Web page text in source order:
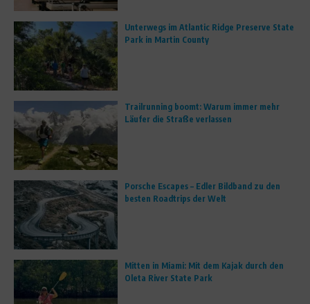
Unterwegs im Atlantic Ridge Preserve State
Park in Martin County
Trailrunning boomt: Warum immer mehr
Läufer die Straße verlassen
Porsche Escapes – Edler Bildband zu den
besten Roadtrips der Welt
Mitten in Miami: Mit dem Kajak durch den
Oleta River State Park